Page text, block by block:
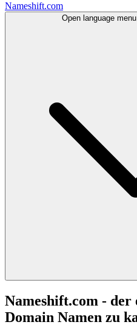
Nameshift.com
Open language menu
Nameshift.com - der
Domain Namen zu